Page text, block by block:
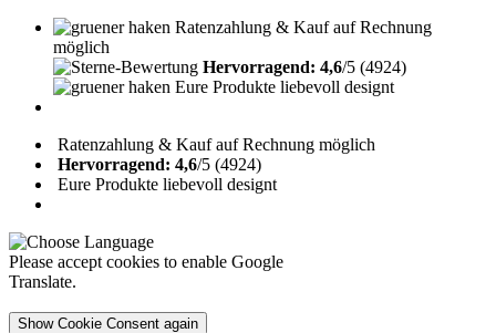
Ratenzahlung & Kauf auf Rechnung
möglich
Hervorragend: 4,6/5 (4924)
Eure Produkte liebevoll designt
Ratenzahlung & Kauf auf Rechnung möglich
Hervorragend: 4,6/5 (4924)
Eure Produkte liebevoll designt
Please accept cookies to enable Google
Translate.
Show Cookie Consent again